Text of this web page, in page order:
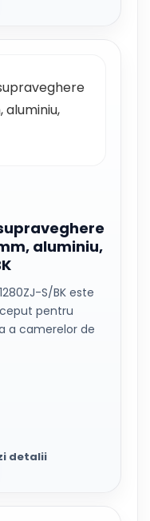
aluminiu,
S/BK este
pentru
a camerelor de
detalii